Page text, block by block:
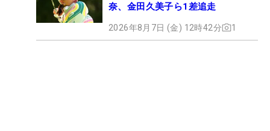
奈、金田久美子ら1差追走
2026年8月7日 (金) 12時42分 1